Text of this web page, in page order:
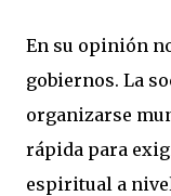
En su opinión
gobiernos. La
organizarse
rápida para
espiritual a